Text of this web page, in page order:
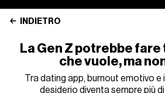
INDIETRO
La Gen Z potrebbe
che vuole, ma
Tra dating app, burnout emotivo e
desiderio diventa sempre più